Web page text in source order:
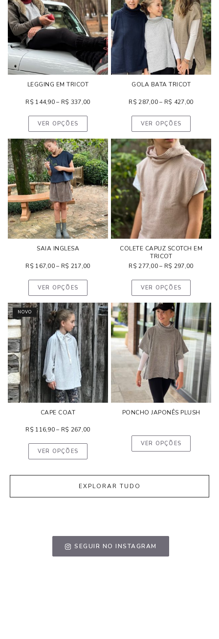
LEGGING EM TRICOT
R$ 144,90 – R$ 337,00
VER OPÇÕES
GOLA BATA TRICOT
R$ 287,00 – R$ 427,00
VER OPÇÕES
SAIA INGLESA
R$ 167,00 – R$ 217,00
VER OPÇÕES
COLETE CAPUZ SCOTCH EM
TRICOT
R$ 277,00 – R$ 297,00
VER OPÇÕES
NOVO
CAPE COAT
R$ 116,90 – R$ 267,00
VER OPÇÕES
PONCHO JAPONÊS PLUSH
VER OPÇÕES
EXPLORAR TUDO
SEGUIR NO INSTAGRAM